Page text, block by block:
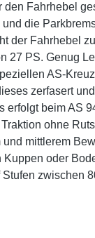
Fahrhebel
die
der Fahrhebel
27 PS. Genug
AS-
zerfasert
erfolgt beim AS
ohne
mittlerem
oder
zwischen